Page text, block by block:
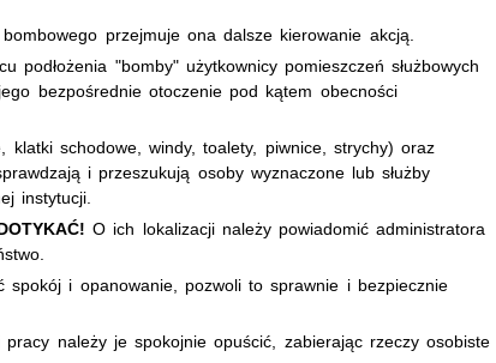
przejmuje ona dalsze kierowanie akcją.
podłożenia "bomby" użytkownicy pomieszczeń służbowych
bezpośrednie otoczenie pod kątem obecności
klatki schodowe, windy, toalety, piwnice, strychy) oraz
i przeszukują osoby wyznaczone lub służby
instytucji.
O ich lokalizacji należy powiadomić administratora
spokój i opanowanie, pozwoli to sprawnie i bezpiecznie
pracy należy je spokojnie opuścić, zabierając rzeczy osobiste